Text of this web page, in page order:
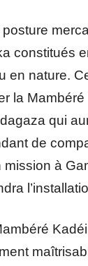
posture
constitués
en nature.
la
qui
de
à